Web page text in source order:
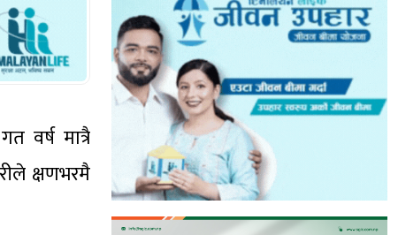
वर्ष मात्रै
क्षणभरमै